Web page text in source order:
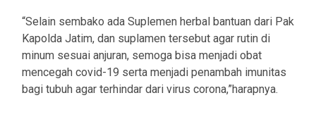
“Selain sembako ada Suplemen herbal bantuan dari Pak
Kapolda Jatim, dan suplamen tersebut agar rutin di
minum sesuai anjuran, semoga bisa menjadi obat
mencegah covid-19 serta menjadi penambah imunitas
bagi tubuh agar terhindar dari virus corona,”harapnya.